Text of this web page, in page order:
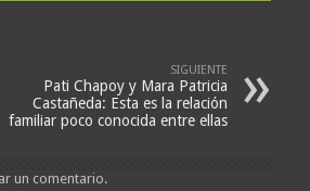
SIGUIENTE
Pati Chapoy y Mara Patricia
Castañeda: Esta es la relación
familiar poco conocida entre ellas
un comentario.